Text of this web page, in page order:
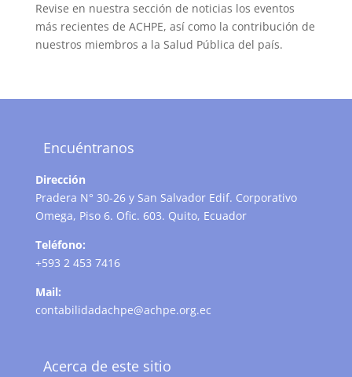
Revise en nuestra sección de noticias los eventos
más recientes de ACHPE, así como la contribución de
nuestros miembros a la Salud Pública del país.
Encuéntranos
Dirección
Pradera N° 30-26 y San Salvador Edif. Corporativo
Omega, Piso 6. Ofic. 603. Quito, Ecuador
Teléfono:
+593 2 453 7416
Mail:
contabilidadachpe@achpe.org.ec
Acerca de este sitio